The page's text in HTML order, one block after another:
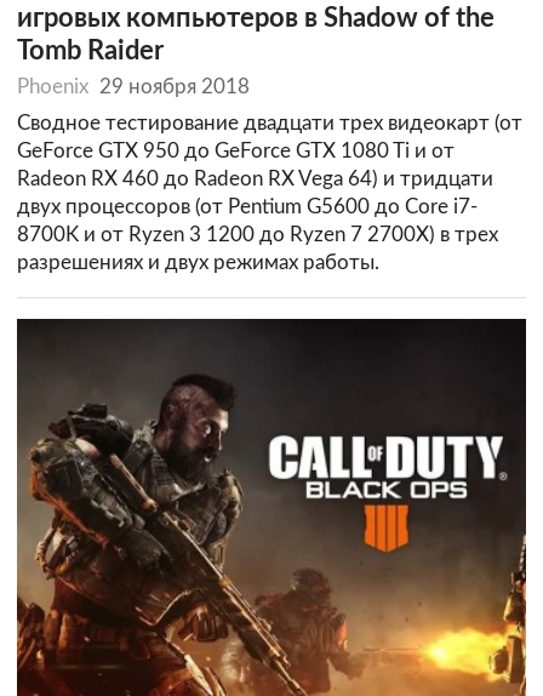
игровых компьютеров в Shadow of the
Tomb Raider
Phoenix 29 ноября 2018
Сводное тестирование двадцати трех видеокарт (от
GeForce GTX 950 до GeForce GTX 1080 Ti и от
Radeon RX 460 до Radeon RX Vega 64) и тридцати
двух процессоров (от Pentium G5600 до Core i7-
8700K и от Ryzen 3 1200 до Ryzen 7 2700X) в трех
разрешениях и двух режимах работы.